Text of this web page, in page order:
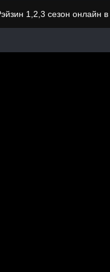
1,2,3 сезон онлайн